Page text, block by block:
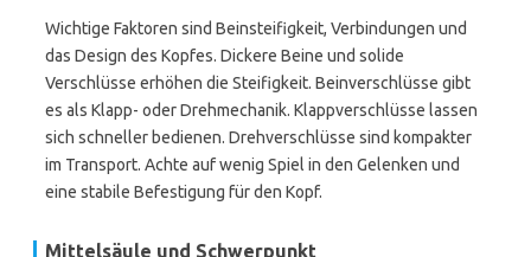
Wichtige Faktoren sind Beinsteifigkeit, Verbindungen und
das Design des Kopfes. Dickere Beine und solide
Verschlüsse erhöhen die Steifigkeit. Beinverschlüsse gibt
es als Klapp- oder Drehmechanik. Klappverschlüsse lassen
sich schneller bedienen. Drehverschlüsse sind kompakter
im Transport. Achte auf wenig Spiel in den Gelenken und
eine stabile Befestigung für den Kopf.
Mittelsäule und Schwerpunkt